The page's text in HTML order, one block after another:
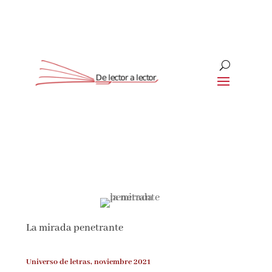
La mirada penetrante
Universo de letras, noviembre 2021
Suscríbete
Únete a nuestra comunidad de amantes de la